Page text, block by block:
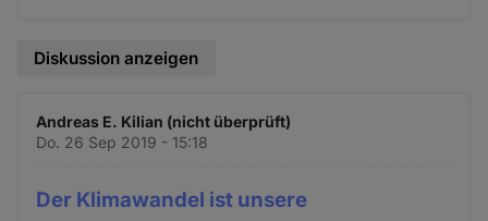
Diskussion anzeigen
Andreas E. Kilian (nicht überprüft)
Do. 26 Sep 2019 - 15:18
Der Klimawandel ist unsere